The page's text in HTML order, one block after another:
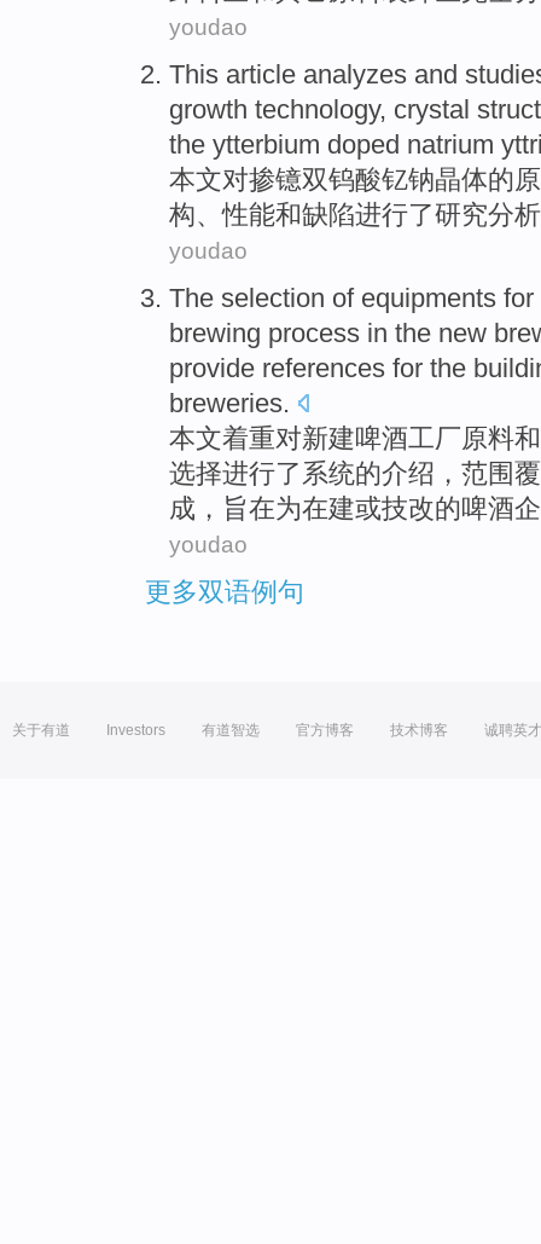
youdao
This article analyzes and
growth technology, crystal
the ytterbium doped natrium
本文对掺镱双钨酸钇钠晶体的
构、性能和缺陷进行了研究分析
youdao
The selection of equipments for
brewing process in the new
provide references for the
breweries.
本文着重对新建啤酒工厂原料和
选择进行了 系统的介绍，范围
成，旨在为在建或技改的啤酒
youdao
更多双语例句
关于有道 Investors 有道智选 官方博客 技术博客 诚聘英才